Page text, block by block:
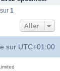
e
1
Aller
sur UTC+01:00